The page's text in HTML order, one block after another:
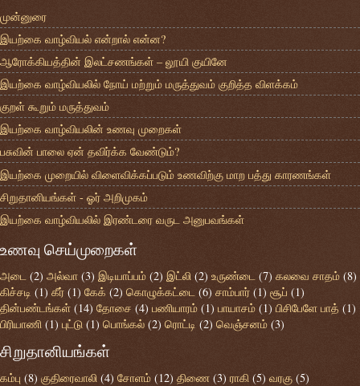
முன்னுரை
இயற்கை வாழ்வியல் என்றால் என்ன?
ஆரோக்கியத்தின் இலட்சணங்கள் – லூயி குயினே
இயற்கை வாழ்வியலில் நோய் மற்றும் மருத்துவம் குறித்த விளக்கம்
குறள் கூறும் மருத்துவம்
இயற்கை வாழ்வியலின் உணவு முறைகள்
பசுவின் பாலை ஏன் தவிர்க்க வேண்டும்?
இயற்கை முறையில் விளைவிக்கப்படும் உணவிற்கு மாற பத்து காரணங்கள்
சிறுதானியங்கள் - ஓர் அறிமுகம்
இயற்கை வாழ்வியலில் இரண்டரை வருட அனுபவங்கள்
உணவு செய்முறைகள்
அடை (2) அல்வா (3) இடியாப்பம் (2) இட்லி (2) உருண்டை (7) கலவை சாதம் (8)
கிச்சடி (1) கீர் (1) கேக் (2) கொழுக்கட்டை (6) சாம்பார் (1) சூப் (1)
தின்பண்டங்கள் (14) தோசை (4) பணியாரம் (1) பாயாசம் (1) பிசிபேளே பாத் (1)
பிரியாணி (1) புட்டு (1) பொங்கல் (2) ரொட்டி (2) வெஞ்சனம் (3)
சிறுதானியங்கள்
கம்பு (8) குதிரைவாலி (4) சோளம் (12) திணை (3) ராகி (5) வரகு (5)